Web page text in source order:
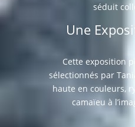
séduit
Une
Cette exposition
sélectionnés par
haute en couleurs,
camaïeu à